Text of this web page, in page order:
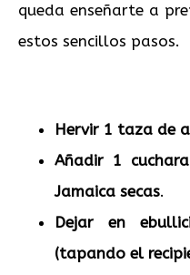
queda enseñarte a
estos sencillos pasos.
Hervir 1 taza de
Añadir 1
Jamaica secas.
Dejar en
(tapando el